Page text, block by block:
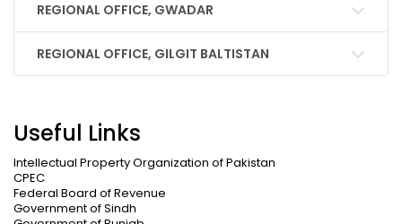
REGIONAL OFFICE, GWADAR
REGIONAL OFFICE, GILGIT BALTISTAN
Useful Links
Intellectual Property Organization of Pakistan
CPEC
Federal Board of Revenue
Government of Sindh